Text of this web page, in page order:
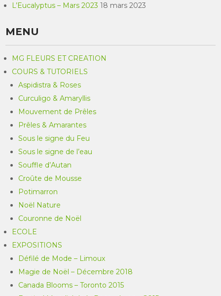
L’Eucalyptus – Mars 2023 18 mars 2023
MENU
MG FLEURS ET CREATION
COURS & TUTORIELS
Aspidistra & Roses
Curculigo & Amaryllis
Mouvement de Prêles
Prêles & Amarantes
Sous le signe du Feu
Sous le signe de l’eau
Souffle d’Autan
Croûte de Mousse
Potimarron
Noël Nature
Couronne de Noël
ECOLE
EXPOSITIONS
Défilé de Mode – Limoux
Magie de Noël – Décembre 2018
Canada Blooms – Toronto 2015